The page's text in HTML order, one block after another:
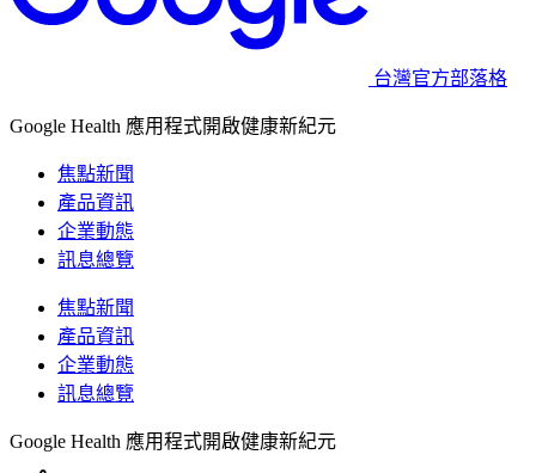
台灣官方部落格
Google Health 應用程式開啟健康新紀元
焦點新聞
產品資訊
企業動態
訊息總覽
焦點新聞
產品資訊
企業動態
訊息總覽
Google Health 應用程式開啟健康新紀元